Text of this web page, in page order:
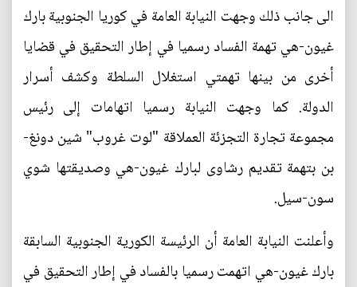
الى جانب ذلك وجهت النيابة العامة في كوريا الجنوبية بارك
غيون-هي تهمة الفساد رسميا في إطار التحقيق في قضايا
أخرى من بينها تهمتي استغلال السلطة وكشف أسرار
الدولة. كما وجهت النيابة رسميا اتهامات إلى رئيس
مجموعة تجارة التجزئة العملاقة "لوت غروب" شين دونغ-
بن بتهمة تقديم رشاوى لبارك غيون-هي وصديقتها شوي
سون-سيل.
وأعلنت النيابة العامة أن الرئيسة الكورية الجنوبية السابقة
بارك غيون-هي اتهمت رسميا بالفساد في إطار التحقيق في